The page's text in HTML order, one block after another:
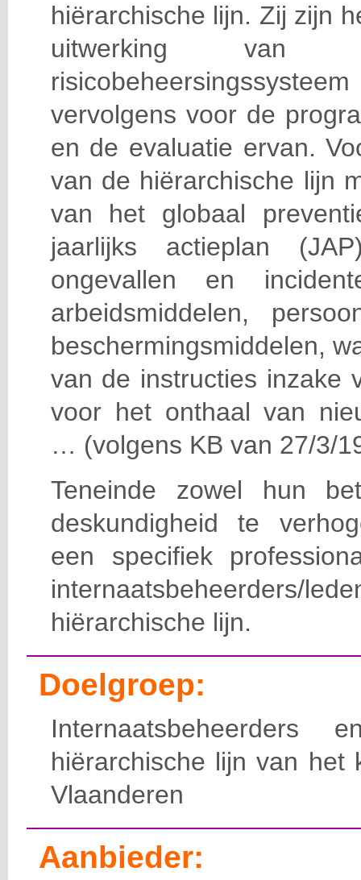
hiërarchische lijn. Zij zijn
uitwerking van
vervolgens voor de
en de evaluatie ervan.
van de hiërarchische lijn
van het globaal
jaarlijks actieplan
ongevallen en
arbeidsmiddelen,
beschermingsmiddelen,
van de instructies inzake
voor het onthaal van
… (volgens KB van 27/3/
Teneinde zowel hun
deskundigheid te
een specifiek
hiërarchische lijn.
Doelgroep:
hiërarchische lijn van het
Vlaanderen
Aanbieder: